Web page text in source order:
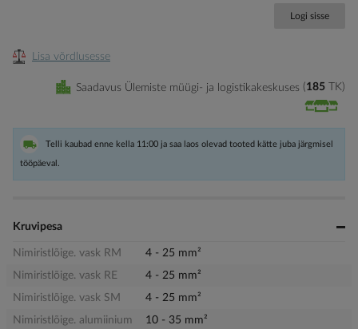
Logi sisse
Lisa võrdlusesse
Saadavus Ülemiste müügi- ja logistikakeskuses 185 TK
Telli kaubad enne kella 11:00 ja saa laos olevad tooted kätte juba järgmisel
tööpäeval.
Kruvipesa
Nimiristlõige. vask RM
4 - 25 mm²
Nimiristlõige. vask RE
4 - 25 mm²
Nimiristlõige. vask SM
4 - 25 mm²
Nimiristlõige. alumiinium
10 - 35 mm²